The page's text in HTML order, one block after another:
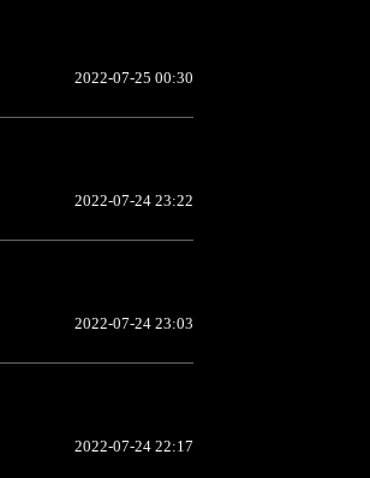
2022-07-25 00:30
2022-07-24 23:22
2022-07-24 23:03
2022-07-24 22:17